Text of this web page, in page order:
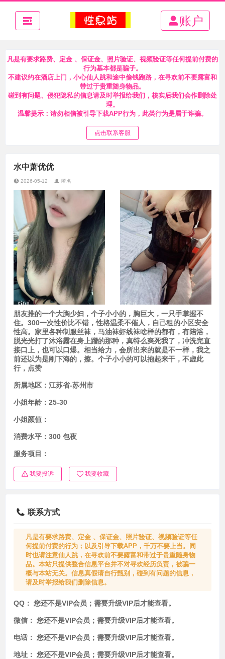
账户
凡是有要求路费、定金 、保证金、照片验证、视频验证等任何提前付费的
行为基本都是骗子。
不建议约在酒店上门，小心仙人跳和途中偷钱跑路，在寻欢前不要露富和
带过于贵重随身物品。
碰到有问题、侵犯隐私的信息请及时举报给我们，核实后我们会作删除处
理。
温馨提示：请勿相信被引导下载APP行为，此类行为是属于诈骗。
点击联系客服
水中萧优优
2026-05-12 匿名
朋友推的一个大胸少妇，个子小小的，胸巨大，一只手掌握不
住。300一次性价比不错，性格温柔不催人，自己租的小区安全
性高。家里各种制服丝袜，马油袜虾线袜啥样的都有，有陪浴，
脱光光打了沐浴露在身上蹭的那种，真特么爽死我了，冲洗完直
接口上，也可以口爆。相当给力，会所出来的就是不一样，我之
前还以为是刚下海的，擦。个子小小的可以抱起来干，不虚此
行，点赞
所属地区： 江苏省-苏州市
小姐年龄： 25-30
小姐颜值：
消费水平： 300 包夜
服务项目：
我要投诉 我要收藏
联系方式
凡是有要求路费、定金 、保证金、照片验证、视频验证等任
何提前付费的行为；以及引导下载APP，千万不要上当。同
时也请注意仙人跳，在寻欢前不要露富和带过于贵重随身物
品。本站只提供整合信息平台并不对寻欢经历负责，被骗一
概与本站无关。信息真假请自行甄别，碰到有问题的信息，
请及时举报给我们删除信息。
QQ： 您还不是VIP会员；需要升级VIP后才能查看。
微信： 您还不是VIP会员；需要升级VIP后才能查看。
电话： 您还不是VIP会员；需要升级VIP后才能查看。
地址： 您还不是VIP会员；需要升级VIP后才能查看。